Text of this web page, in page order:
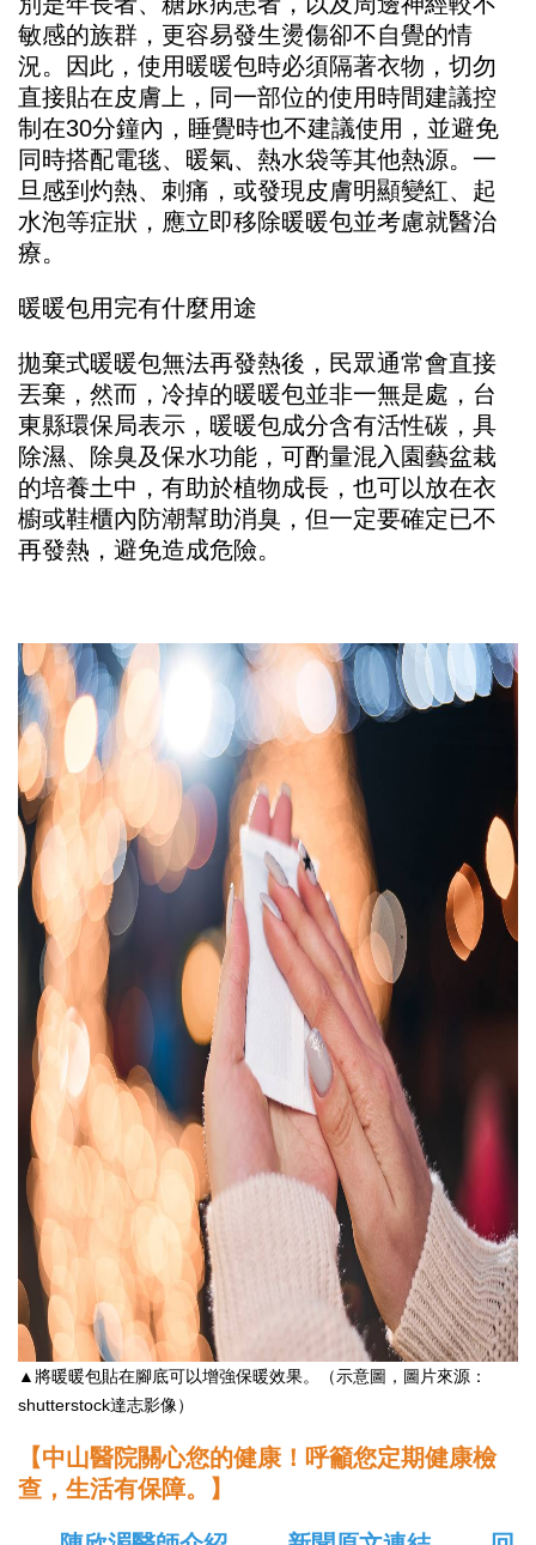
敏感的族群，更容易發生燙傷卻不自覺的情
況。因此，使用暖暖包時必須隔著衣物，切勿
直接貼在皮膚上，同一部位的使用時間建議控
制在30分鐘內，睡覺時也不建議使用，並避免
同時搭配電毯、暖氣、熱水袋等其他熱源。一
旦感到灼熱、刺痛，或發現皮膚明顯變紅、起
水泡等症狀，應立即移除暖暖包並考慮就醫治
療。
暖暖包用完有什麼用途
拋棄式暖暖包無法再發熱後，民眾通常會直接
丟棄，然而，冷掉的暖暖包並非一無是處，台
東縣環保局表示，暖暖包成分含有活性碳，具
除濕、除臭及保水功能，可酌量混入園藝盆栽
的培養土中，有助於植物成長，也可以放在衣
櫥或鞋櫃內防潮幫助消臭，但一定要確定已不
再發熱，避免造成危險。
▲將暖暖包貼在腳底可以增強保暖效果。（示意圖，圖片來源：
shutterstock達志影像）
【中山醫院關心您的健康！呼籲您定期健康檢
查，生活有保障。】